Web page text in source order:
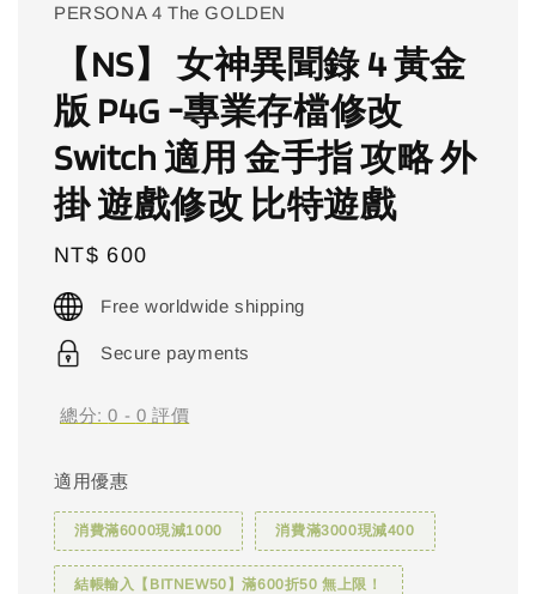
PERSONA 4 The GOLDEN
【NS】 女神異聞錄 4 黃金
版 P4G -專業存檔修改
Switch 適用 金手指 攻略 外
掛 遊戲修改 比特遊戲
Regular
price
NT$ 600
Free worldwide shipping
Secure payments
總分:0 - 0 評價
適用優惠
消費滿6000現減1000 消費滿3000現減400
結帳輸入【BITNEW50】滿600折50 無上限！